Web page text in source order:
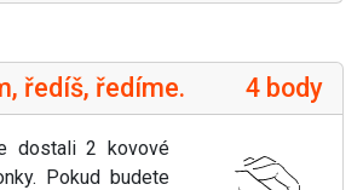
ředíš, ředíme. 4 body
dostali 2 kovové
Pokud budete